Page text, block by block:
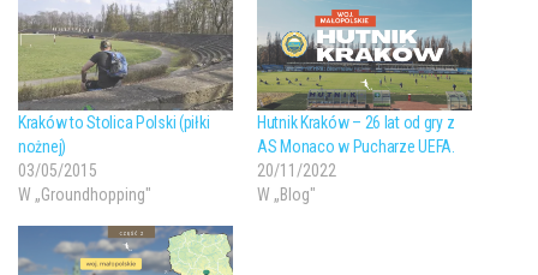
Kraków to Stolica Polski (piłki
nożnej)
03/05/2015
W „Groundhopping"
Hutnik Kraków – 26 lat od gry z
AS Monaco w Pucharze UEFA.
20/11/2022
W „Blog"